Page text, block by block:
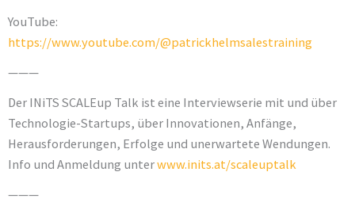
YouTube:
https://www.youtube.com/@patrickhelmsalestraining
———
Der INiTS SCALEup Talk ist eine Interviewserie mit und über
Technologie-Startups, über Innovationen, Anfänge,
Herausforderungen, Erfolge und unerwartete Wendungen.
Info und Anmeldung unterwww.inits.at/scaleuptalk
———